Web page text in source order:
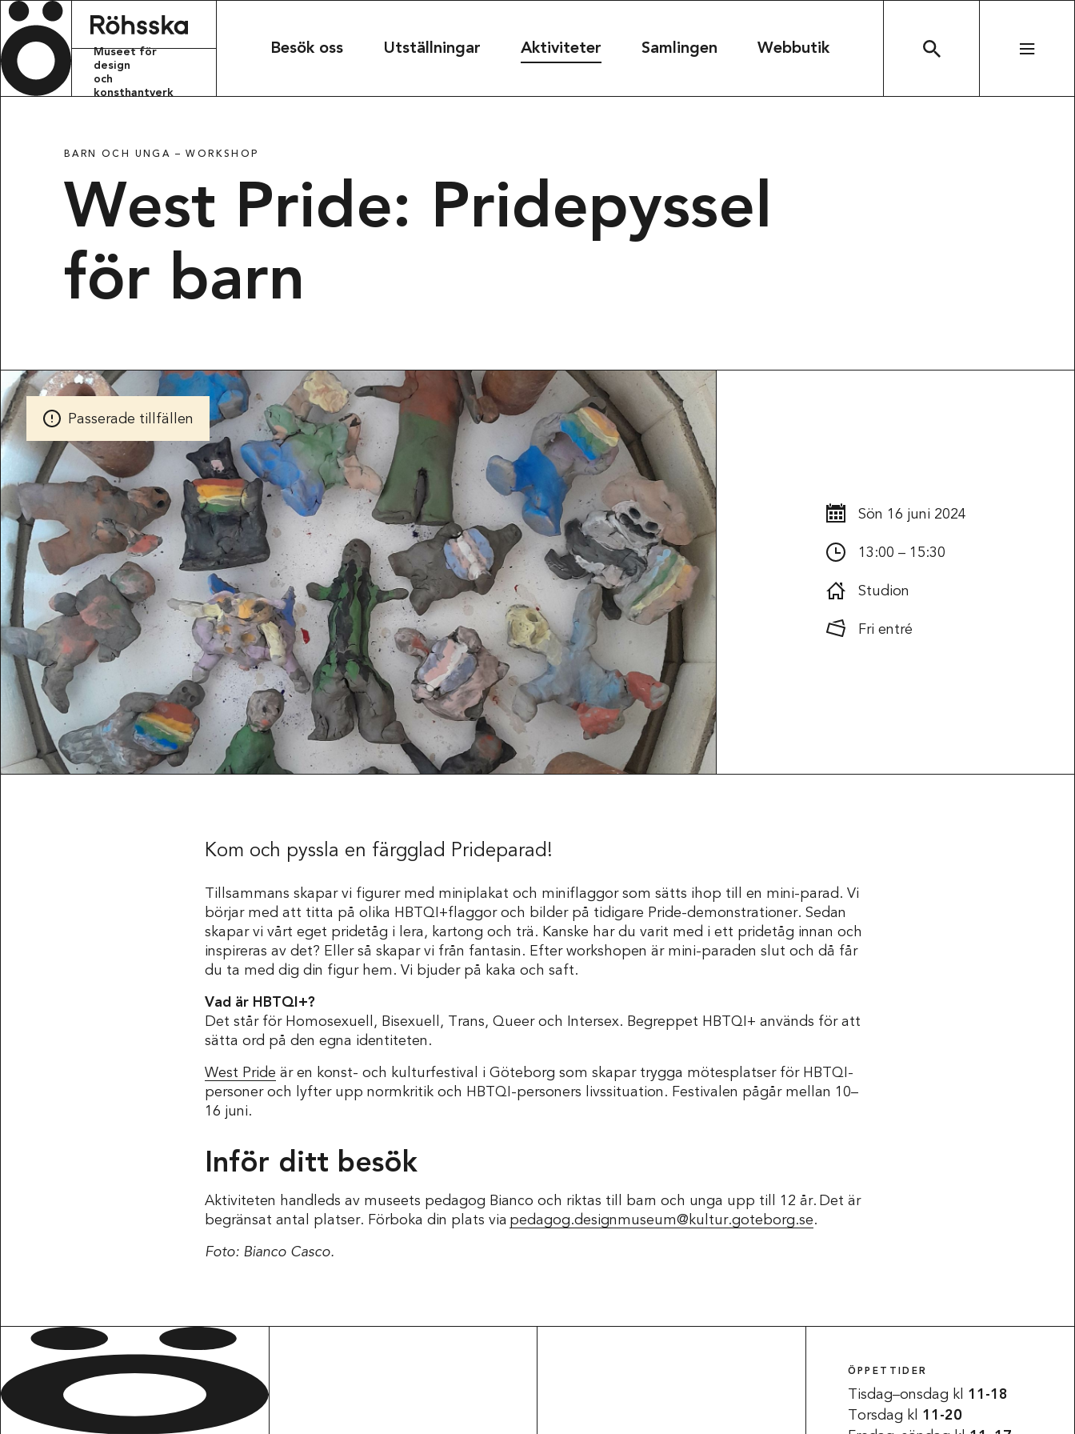
Museet för
design
och
konsthantverk
Besök oss Utställningar Aktiviteter Samlingen Webbutik
+46 31 368 31 50
Röhsska museet
Vasagatan 37-39
411 37 Göteborg, Sweden
Röhsska museet
Vasagatan 37-39
Box 53178
SE-400 15 Göteborg
SPRÅK
Svenska English Deutsch
Projekt & samarbeten
Skola Press & Media
BARN OCH UNGA –WORKSHOP
West Pride: Pridepyssel
för barn
Passerade tillfällen
Sön 16 juni 2024
13:00 – 15:30
Studion
Fri entré
Kom och pyssla en färgglad Prideparad!
Tillsammans skapar vi figurer med miniplakat och miniflaggor som sätts ihop till en mini-parad. Vi
börjar med att titta på olika HBTQI+flaggor och bilder på tidigare Pride-demonstrationer. Sedan
skapar vi vårt eget pridetåg i lera, kartong och trä. Kanske har du varit med i ett pridetåg innan och
inspireras av det? Eller så skapar vi från fantasin. Efter workshopen är mini-paraden slut och då får
du ta med dig din figur hem. Vi bjuder på kaka och saft.
Vad är HBTQI+?
Det står för Homosexuell, Bisexuell, Trans, Queer och Intersex. Begreppet HBTQI+ används för att
sätta ord på den egna identiteten.
West Pride är en konst- och kulturfestival i Göteborg som skapar trygga mötesplatser för HBTQI-
personer och lyfter upp normkritik och HBTQI-personers livssituation. Festivalen pågår mellan 10–
16 juni.
Inför ditt besök
Aktiviteten handleds av museets pedagog Bianco och riktas till barn och unga upp till 12 år. Det är
begränsat antal platser. Förboka din plats via pedagog.designmuseum@kultur.goteborg.se.
Foto: Bianco Casco.
ÖPPETTIDER
Tisdag–onsdag kl 11-18
Torsdag kl 11-20